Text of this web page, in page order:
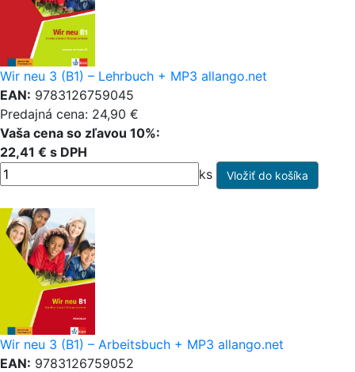
Wir neu 3 (B1) – Lehrbuch + MP3 allango.net
EAN: 9783126759045
Predajná cena: 24,90 €
Vaša cena so zľavou 10%:
22,41 € s DPH
ks
Wir neu 3 (B1) – Arbeitsbuch + MP3 allango.net
EAN: 9783126759052